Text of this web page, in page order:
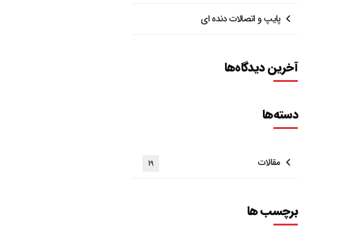
پایپ و اتصالات دنده ای
آخرین دیدگاه‌ها
دسته‌ها
مقالات 19
برچسب ها